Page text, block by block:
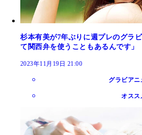
杉本有美が7年ぶりに週プレのグラ
て関西弁を使うこともあるんです」
2023年11月19日 21:00
グラビアニ
オスス